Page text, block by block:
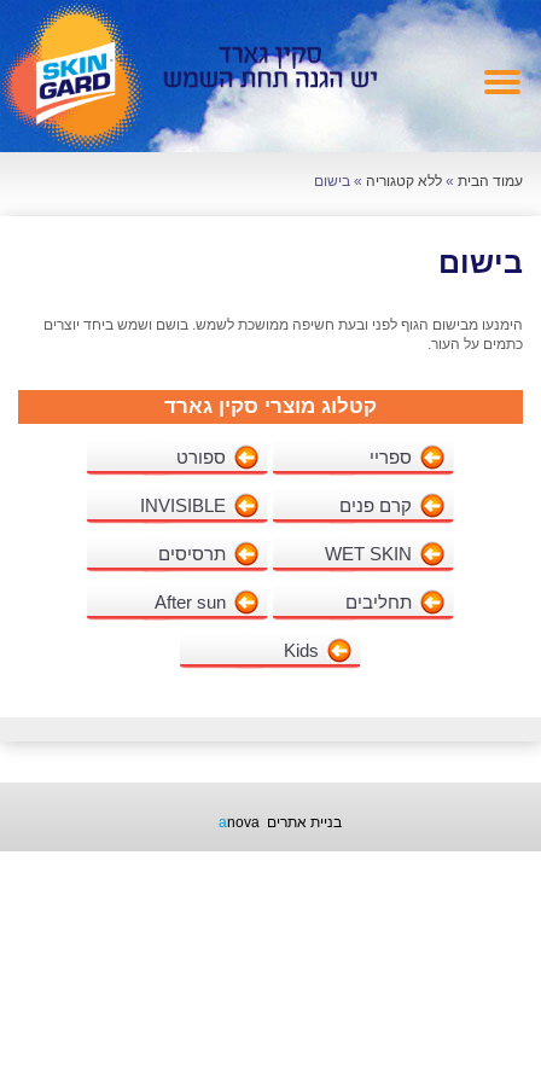
עמוד הבית » ללא קטגוריה » בישום
בישום
הימנעו מבישום הגוף לפני ובעת חשיפה ממושכת לשמש. בושם ושמש ביחד יוצרים
כתמים על העור.
קטלוג מוצרי סקין גארד
ספריי ספורט
קרם פנים INVISIBLE
WET SKIN תרסיסים
תחליבים After sun
Kids
anova בניית אתרים